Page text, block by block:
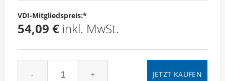
VDI-Mitgliedspreis:*
54,09 € inkl. MwSt.
- +